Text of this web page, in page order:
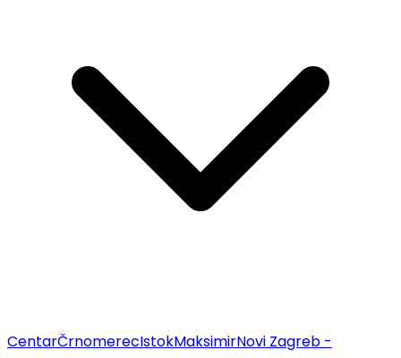
CentarČrnomerecIstokMaksimirNovi Zagreb -